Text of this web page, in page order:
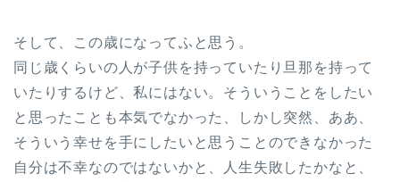
そして、この歳になってふと思う。
同じ歳くらいの人が子供を持っていたり旦那を持って
いたりするけど、私にはない。そういうことをしたい
と思ったことも本気でなかった、しかし突然、ああ、
そういう幸せを手にしたいと思うことのできなかった
自分は不幸なのではないかと、人生失敗したかなと、